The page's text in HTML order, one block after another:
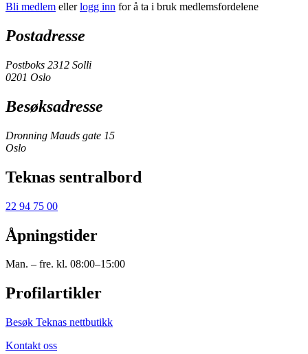
Bli medlem ellerlogg inn for å ta i bruk medlemsfordelene
Postadresse
Postboks 2312 Solli
0201 Oslo
Besøksadresse
Dronning Mauds gate 15
Oslo
Teknas sentralbord
22 94 75 00
Åpningstider
Man. – fre. kl. 08:00–15:00
Profilartikler
Besøk Teknas nettbutikk
Kontakt oss